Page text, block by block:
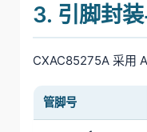
3. 引脚封
CXAC85275A 采用
管脚号